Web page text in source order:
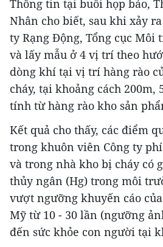
Thông tin tại buổi họp báo,
Nhân cho biết, sau khi xảy
ty Rạng Động, Tổng cục Môi
và lấy mẫu ở 4 vị trí theo
dòng khí tại vị trí hàng rào
cháy, tại khoảng cách 200m,
tính từ hàng rào kho sản
Kết quả cho thấy, các điểm
trong khuôn viên Công ty
và trong nhà kho bị cháy có
thủy ngân (Hg) trong môi
vượt ngưỡng khuyến cáo của
Mỹ từ 10 - 30 lần (ngưỡng
đến sức khỏe con người tại